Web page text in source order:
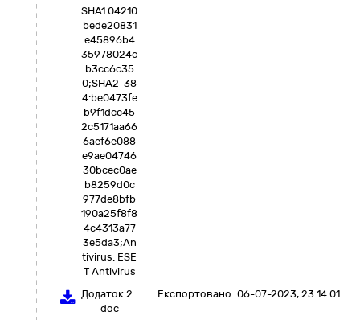
SHA1:04210
bede20831
e45896b4
35978024c
b3cc6c35
0;SHA2-38
4:be0473fe
b9f1dcc45
2c5171aa66
6aef6e088
e9ae04746
30bcec0ae
b8259d0c
977de8bfb
190a25f8f8
4c4313a77
3e5da3;An
tivirus: ESE
T Antivirus
Додаток 2 .
doc
Експортовано: 06-07-2023, 23:14:01